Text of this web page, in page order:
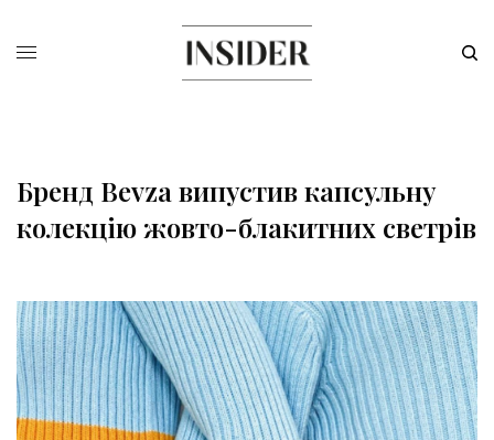
Бренд Bevza випустив капсульну
колекцію жовто-блакитних светрів